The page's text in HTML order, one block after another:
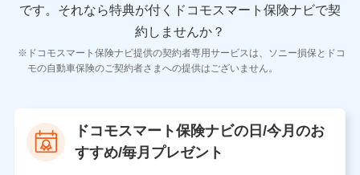
齢などの情報などが含まれます。
【共同して利用する者の範囲】
当社
当社又は株式会社NTTドコモが提供する保険関連サービ
スにおけるユーザ登録受付および管理のため
です。 それなら特典が付くドコモスマート保険ナビで契
約しませんか？
ドコモスマート保険ナビ提供の契約者専用サービスは、ソニー損保とドコ
モの自動車保険のご契約者さまへの提供はございません。
ドコモスマート保険ナビの日/今月のお
すすめ/毎月プレゼント